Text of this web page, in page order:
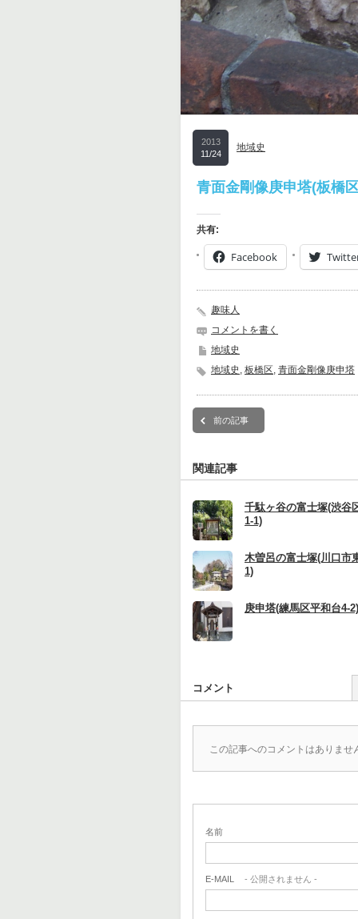
2013
11/24
地域史
青面金剛像庚申塔(板橋
共有:
Facebook
趣味人
コメントを書く
地域史
地域史 , 板橋区, 青面金剛像庚申塔
前の記事
関連記事
千駄ヶ谷の富士塚(渋谷
1-1)
木曽呂の富士塚(川口市
1)
庚申塔(練馬区平和台4-2)
コメント
この記事へのコメントはありませ
名前
E-MAIL - 公開されません -